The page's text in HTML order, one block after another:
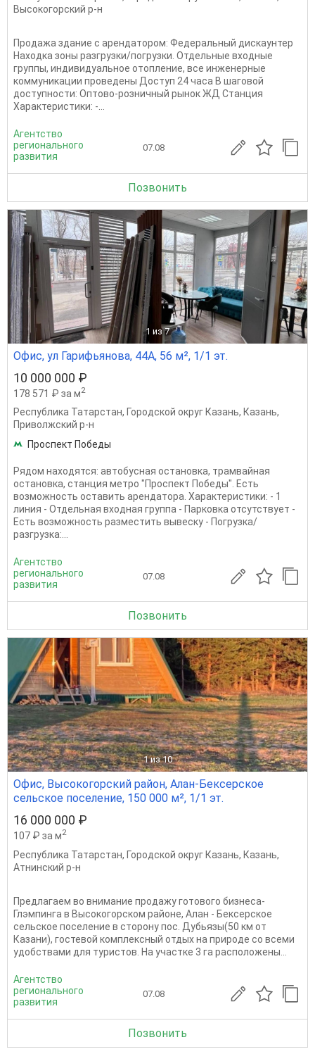
Высокогорский р-н
Продажа здание с арендатором: Федеральный дискаунтер
Находка зоны разгрузки/погрузки. Отдельные входные
группы, индивидуальное отопление, все инженерные
коммуникации проведены Доступ 24 часа В шаговой
доступности: Оптово-розничный рынок ЖД Станция
Характеристики: -...
Агентство
регионального
развития
07.08
Позвонить
1 из 7
Офис, ул Гарифьянова, 44А, 56 м², 1/1 эт.
10 000 000 ₽
178 571 ₽ за м2
Республика Татарстан, Городской округ Казань, Казань,
Приволжский р-н
Проспект Победы
Рядом находятся: автобусная остановка, трамвайная
остановка, станция метро "Проспект Победы". Есть
возможность оставить арендатора. Характеристики: - 1
линия - Отдельная входная группа - Парковка отсутствует -
Есть возможность разместить вывеску - Погрузка/
разгрузка:...
Агентство
регионального
развития
07.08
Позвонить
1 из 10
Офис, Высокогорский район, Алан-Бексерское
сельское поселение, 150 000 м², 1/1 эт.
16 000 000 ₽
107 ₽ за м2
Республика Татарстан, Городской округ Казань, Казань,
Атнинский р-н
Предлагаем во внимание продажу готового бизнеса-
Глэмпинга в Высокогорском районе, Алан - Бексерское
сельское поселение в сторону пос. Дубьязы(50 км от
Казани), гостевой комплексный отдых на природе со всеми
удобствами для туристов. На участке 3 га расположены...
Агентство
регионального
развития
07.08
Позвонить